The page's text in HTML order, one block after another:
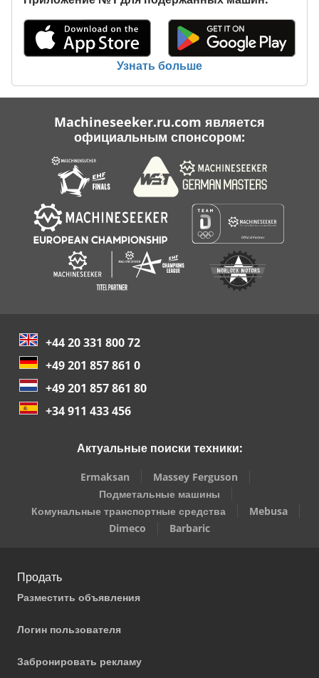
Деревообрабатывающих Станков С Чпу
Дюймовый Серии M
Узнать больше
Machineseeker.ru.com является
официальным спонсором:
+44 20 331 800 72
+49 201 857 861 0
+49 201 857 861 80
+34 911 433 456
Актуальные поиски техники:
Ermaksan
Massey Ferguson
Подметальные машины
Комунальные транспортные средства
Mebusa
Dimeco
Barbaric
Продать
Разместить объявления
Логин пользователя
Забронировать рекламу